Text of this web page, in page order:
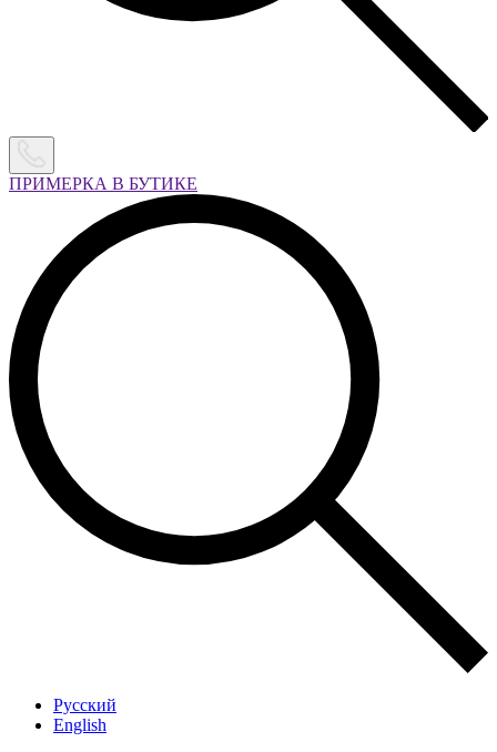
ПРИМЕРКА В БУТИКЕ
Русский
English